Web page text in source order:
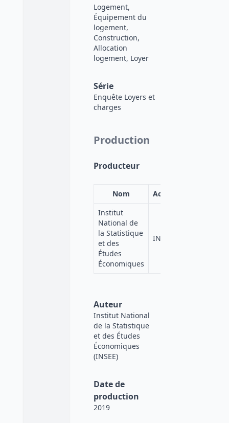
Logement,
Équipement du
logement,
Construction,
Allocation
logement, Loyer
Série
Enquête Loyers et
charges
Production
Producteur
Nom
Acronyme
Institut
National de
la Statistique
et des
Études
Économiques
INSEE
Auteur
Institut National
de la Statistique
et des Études
Économiques
(INSEE)
Date de
production
2019